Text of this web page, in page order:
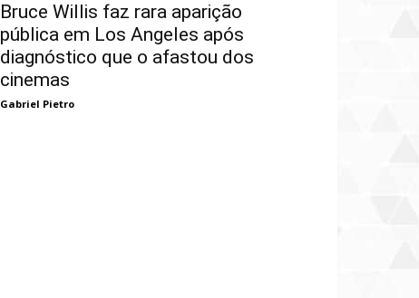
Bruce Willis faz rara aparição
pública em Los Angeles após
diagnóstico que o afastou dos
cinemas
Gabriel Pietro